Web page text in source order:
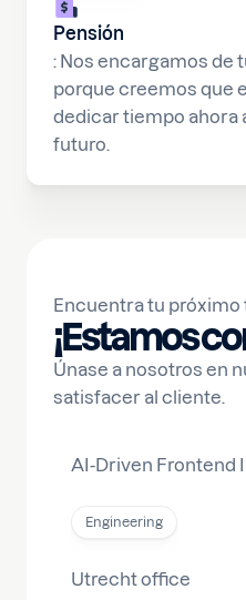
Pensión
: Nos encargamos de
porque creemos que
dedicar tiempo ahora
futuro.
Encuentra tu próximo
¡Estamos
Únase a nosotros en
satisfacer al cliente.
AI-Driven Frontend
Engineering
Utrecht office